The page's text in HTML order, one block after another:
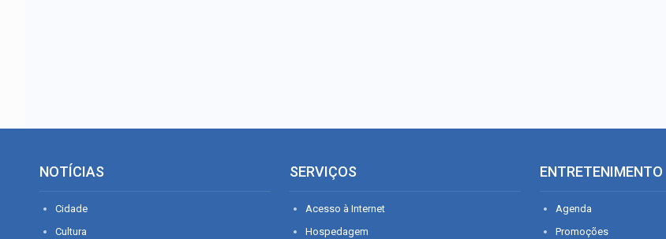
NOTÍCIAS
Cidade
Cultura
SERVIÇOS
Acesso à Internet
Hospedagem
ENTRETENIMENTO
Agenda
Promoções